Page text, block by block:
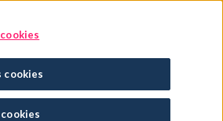
tu tratamiento
cookies